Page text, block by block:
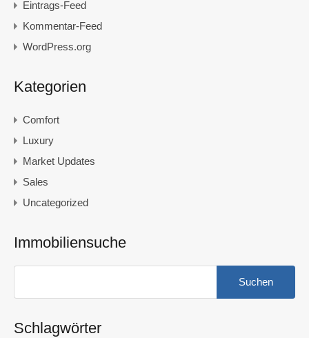
Eintrags-Feed
Kommentar-Feed
WordPress.org
Kategorien
Comfort
Luxury
Market Updates
Sales
Uncategorized
Immobiliensuche
nach:
Schlagwörter